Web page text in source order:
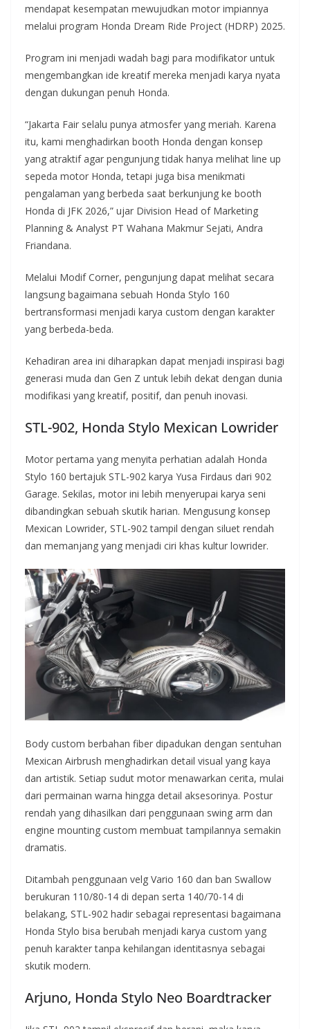
mendapat kesempatan mewujudkan motor impiannya
melalui program Honda Dream Ride Project (HDRP) 2025.
Program ini menjadi wadah bagi para modifikator untuk
mengembangkan ide kreatif mereka menjadi karya nyata
dengan dukungan penuh Honda.
“Jakarta Fair selalu punya atmosfer yang meriah. Karena
itu, kami menghadirkan booth Honda dengan konsep
yang atraktif agar pengunjung tidak hanya melihat line up
sepeda motor Honda, tetapi juga bisa menikmati
pengalaman yang berbeda saat berkunjung ke booth
Honda di JFK 2026,” ujar Division Head of Marketing
Planning & Analyst PT Wahana Makmur Sejati, Andra
Friandana.
Melalui Modif Corner, pengunjung dapat melihat secara
langsung bagaimana sebuah Honda Stylo 160
bertransformasi menjadi karya custom dengan karakter
yang berbeda-beda.
Kehadiran area ini diharapkan dapat menjadi inspirasi bagi
generasi muda dan Gen Z untuk lebih dekat dengan dunia
modifikasi yang kreatif, positif, dan penuh inovasi.
STL-902, Honda Stylo Mexican Lowrider
Motor pertama yang menyita perhatian adalah Honda
Stylo 160 bertajuk STL-902 karya Yusa Firdaus dari 902
Garage. Sekilas, motor ini lebih menyerupai karya seni
dibandingkan sebuah skutik harian. Mengusung konsep
Mexican Lowrider, STL-902 tampil dengan siluet rendah
dan memanjang yang menjadi ciri khas kultur lowrider.
Body custom berbahan fiber dipadukan dengan sentuhan
Mexican Airbrush menghadirkan detail visual yang kaya
dan artistik. Setiap sudut motor menawarkan cerita, mulai
dari permainan warna hingga detail aksesorinya. Postur
rendah yang dihasilkan dari penggunaan swing arm dan
engine mounting custom membuat tampilannya semakin
dramatis.
Ditambah penggunaan velg Vario 160 dan ban Swallow
berukuran 110/80-14 di depan serta 140/70-14 di
belakang, STL-902 hadir sebagai representasi bagaimana
Honda Stylo bisa berubah menjadi karya custom yang
penuh karakter tanpa kehilangan identitasnya sebagai
skutik modern.
Arjuno, Honda Stylo Neo Boardtracker